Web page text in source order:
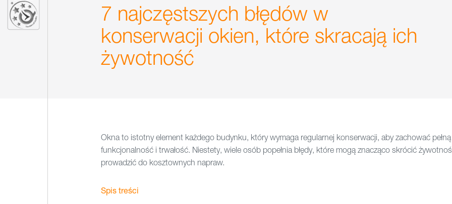
7 najczęstszych błędów w
konserwacji okien, które skracają ich
żywotność
Okna to istotny element każdego budynku, który wymaga regularnej konserwacji, aby zachować pełną
funkcjonalność i trwałość. Niestety, wiele osób popełnia błędy, które mogą znacząco skrócić
prowadzić do kosztownych napraw.
Spis treści